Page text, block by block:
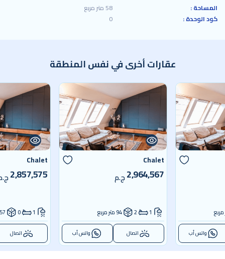
المساحة :
58 متر مربع
كود الوحدة :
عقارات أخرى في نفس المنطقة
Chalet
2,857,575ج.م
1
0 57 متر مربع
اتصال
Chalet
2,964,567ج.م
1
2 94 متر مربع
اتصال واتس أب واتس أب